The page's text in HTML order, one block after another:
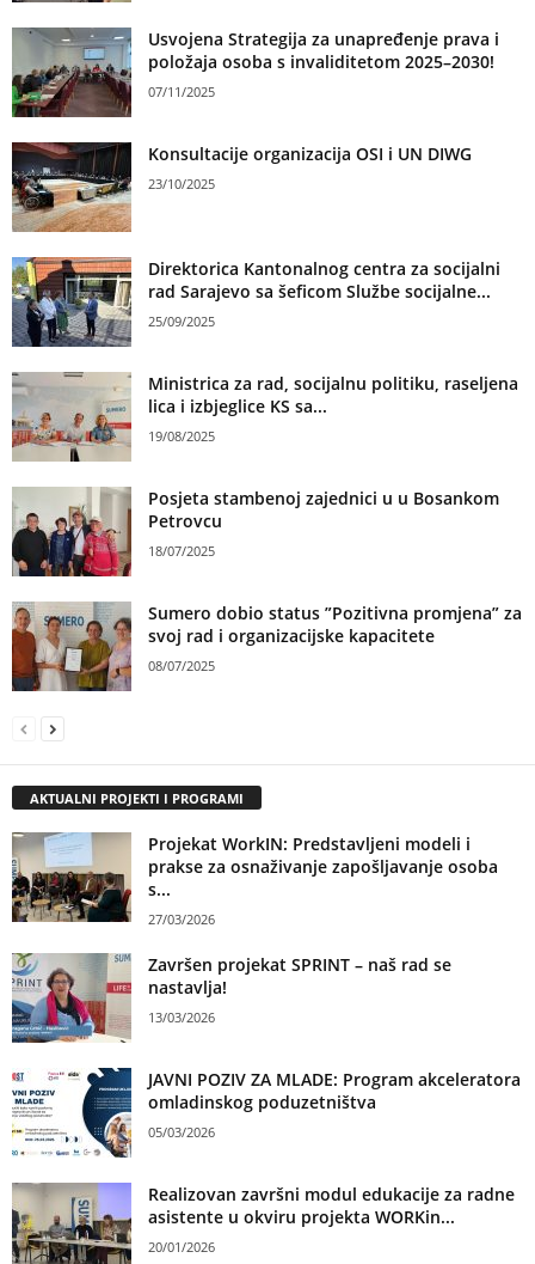
Usvojena Strategija za unapređenje prava i
položaja osoba s invaliditetom 2025–2030!
07/11/2025
Konsultacije organizacija OSI i UN DIWG
23/10/2025
Direktorica Kantonalnog centra za socijalni
rad Sarajevo sa šeficom Službe socijalne...
25/09/2025
Ministrica za rad, socijalnu politiku, raseljena
lica i izbjeglice KS sa...
19/08/2025
Posjeta stambenoj zajednici u u Bosankom
Petrovcu
18/07/2025
Sumero dobio status ”Pozitivna promjena” za
svoj rad i organizacijske kapacitete
08/07/2025
AKTUALNI PROJEKTI I PROGRAMI
Projekat WorkIN: Predstavljeni modeli i
prakse za osnaživanje zapošljavanje osoba
s...
27/03/2026
Završen projekat SPRINT – naš rad se
nastavlja!
13/03/2026
JAVNI POZIV ZA MLADE: Program akceleratora
omladinskog poduzetništva
05/03/2026
Realizovan završni modul edukacije za radne
asistente u okviru projekta WORKin...
20/01/2026